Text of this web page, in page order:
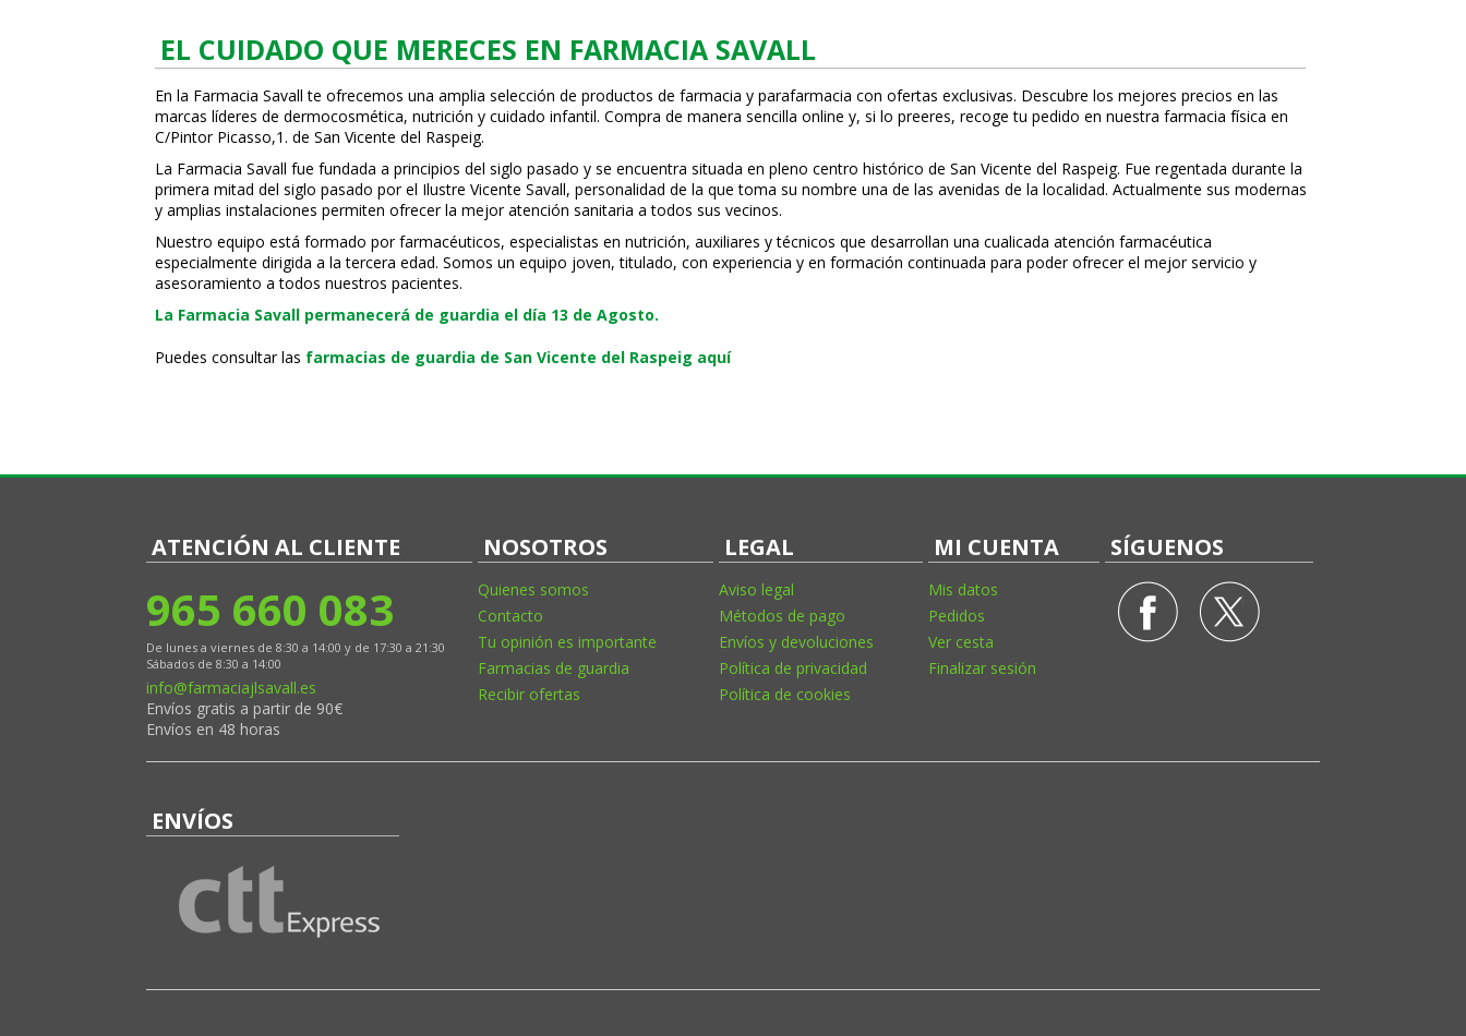
EL CUIDADO QUE MERECES EN FARMACIA SAVALL
En la Farmacia Savall te ofrecemos una amplia selección de productos de farmacia y parafarmacia con ofertas exclusivas. Descubre los mejores precios en las
marcas líderes de dermocosmética, nutrición y cuidado infantil. Compra de manera sencilla online y, si lo prefieres, recoge tu pedido en nuestra farmacia física en
C/Pintor Picasso,1. de San Vicente del Raspeig.
La Farmacia Savall fue fundada a principios del siglo pasado y se encuentra situada en pleno centro histórico de San Vicente del Raspeig. Fue regentada durante la
primera mitad del siglo pasado por el Ilustre Vicente Savall, personalidad de la que toma su nombre una de las avenidas de la localidad. Actualmente sus modernas
y amplias instalaciones permiten ofrecer la mejor atención sanitaria a todos sus vecinos.
Nuestro equipo está formado por farmacéuticos, especialistas en nutrición, auxiliares y técnicos que desarrollan una cualificada atención farmacéutica
especialmente dirigida a la tercera edad. Somos un equipo joven, titulado, con experiencia y en formación continuada para poder ofrecer el mejor servicio y
asesoramiento a todos nuestros pacientes.
La Farmacia Savall permanecerá de guardia el día 13 de Agosto.
Puedes consultar las farmacias de guardia de San Vicente del Raspeig aquí
ATENCIÓN AL CLIENTE
965 660 083
De lunes a viernes de 8:30 a 14:00 y de 17:30 a 21:30
Sábados de 8:30 a 14:00
info@farmaciajlsavall.es
Envíos gratis a partir de 90€
Envíos en 48 horas
NOSOTROS
Quienes somos
Contacto
Tu opinión es importante
Farmacias de guardia
Recibir ofertas
LEGAL
Aviso legal
Métodos de pago
Envíos y devoluciones
Política de privacidad
Política de cookies
MI CUENTA
Mis datos
Pedidos
Ver cesta
Finalizar sesión
SÍGUENOS
ENVÍOS